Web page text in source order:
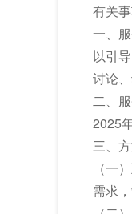
有关
一、
以引
讨论
二、
2025
三、
（一
需求